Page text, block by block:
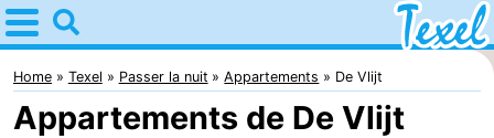
Home
Texel
Astuces
Home Texel Passer la nuit Appartements De Vlijt
Appartements de De Vlijt